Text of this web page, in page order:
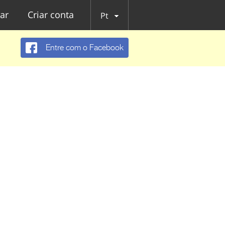
Criar conta Pt
Entre com o Facebook